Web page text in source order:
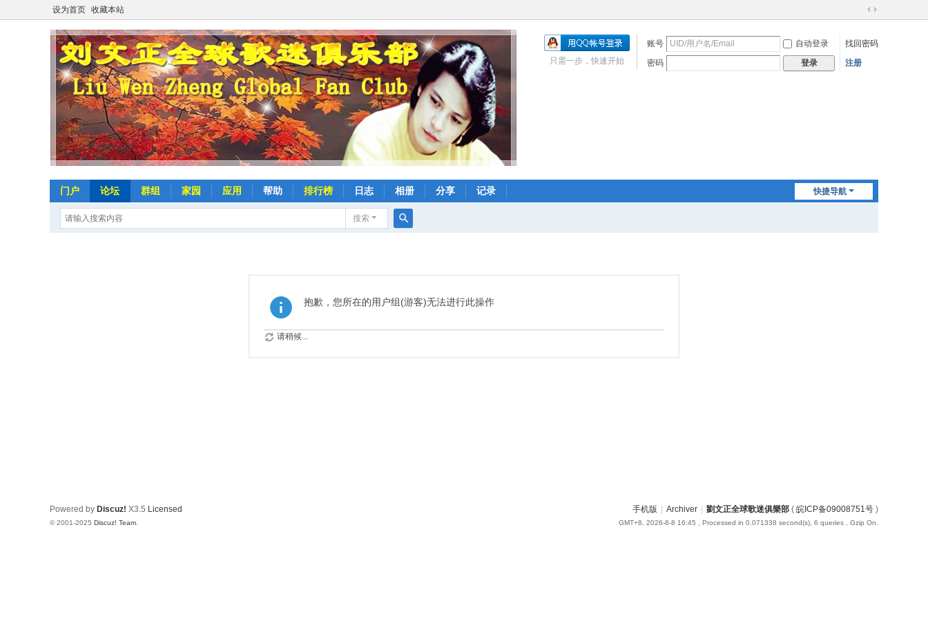
设为首页 收藏本站
切
到
账号 自动登录
找回密码
密码
登录 注册
只需一步，快速开始
快捷导航
门户 论坛 群组 家园 应用 帮助 排行榜 日志 相册 分享 记录
搜索
抱歉，您所在的用户组(游客)无法进行此操作
请稍候...
手机版 Archiver 劉文正全球歌迷俱樂部 ( 皖ICP备09008751号 )
GMT+8, 2026-8-8 16:45 , Processed in 0.071338 second(s), 6 queries , Gzip On.
Powered by Discuz! X3.5 Licensed
© 2001-2025 Discuz! Team